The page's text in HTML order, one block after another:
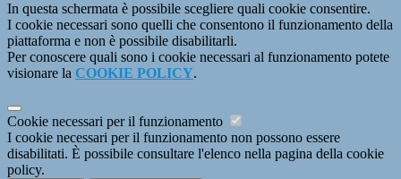
In questa schermata è possibile scegliere quali cookie consentire.
I cookie necessari sono quelli che consentono il funzionamento della
piattaforma e non è possibile disabilitarli.
Per conoscere quali sono i cookie necessari al funzionamento potete
visionare la COOKIE POLICY.
Cookie necessari per il funzionamento
I cookie necessari per il funzionamento non possono essere
disabilitati. È possibile consultare l'elenco nella pagina della cookie
policy.